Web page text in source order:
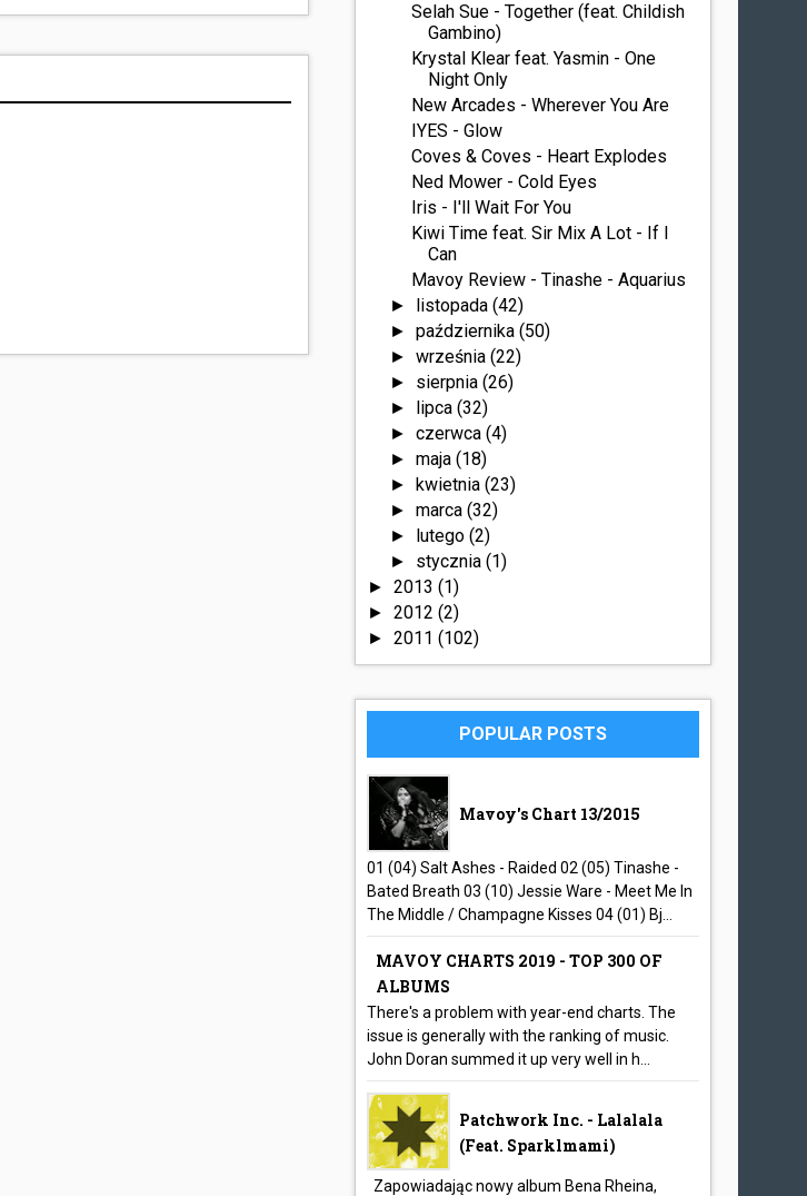
Selah Sue - Together (feat. Childish
Gambino)
Krystal Klear feat. Yasmin - One
Night Only
New Arcades - Wherever You Are
IYES - Glow
Coves & Coves - Heart Explodes
Ned Mower - Cold Eyes
Iris - I'll Wait For You
Kiwi Time feat. Sir Mix A Lot - If I
Can
Mavoy Review - Tinashe - Aquarius
► listopada (42)
► października (50)
► września (22)
► sierpnia (26)
► lipca (32)
► czerwca (4)
► maja (18)
► kwietnia (23)
► marca (32)
► lutego (2)
► stycznia (1)
►2013(1)
►2012(2)
►2011(102)
POPULAR POSTS
Mavoy's Chart 13/2015
01 (04) Salt Ashes - Raided 02 (05) Tinashe -
Bated Breath 03 (10) Jessie Ware - Meet Me In
The Middle / Champagne Kisses 04 (01) Bj...
MAVOY CHARTS 2019 - TOP 300 OF
ALBUMS
There's a problem with year-end charts. The
issue is generally with the ranking of music.
John Doran summed it up very well in h...
Patchwork Inc. - Lalalala
(feat. Sparklmami)
Zapowiadając nowy album Bena Rheina,